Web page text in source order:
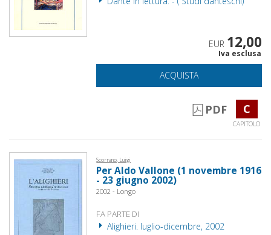
EUR 12,00
Iva esclusa
ACQUISTA
PDF C
CAPITOLO
Scorrano, Luigi
Per Aldo Vallone (1 novembre 1916
- 23 giugno 2002)
2002 - Longo
FA PARTE DI
Alighieri. luglio-dicembre, 2002